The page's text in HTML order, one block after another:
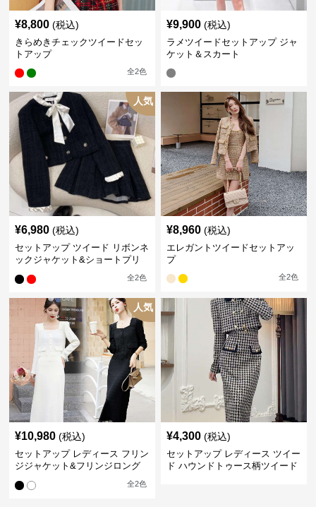
¥8,800 (税込)
きらめきチェックツイードセッ
トアップ
全2色
¥9,900 (税込)
ラメツイードセットアップ ジャ
ケット＆スカート
人気
¥6,980 (税込)
セットアップ ツイード リボンネ
ックジャケット&ショートプリ
全2色
¥8,960 (税込)
エレガントツイードセットアッ
プ
全2色
人気
¥10,980 (税込)
セットアップ レディース フリン
ジジャケット&フリンジロング
スカートツイードセットアップ
全2色
¥4,300 (税込)
セットアップ レディース ツイー
ド ハウンドトゥース柄ツイード